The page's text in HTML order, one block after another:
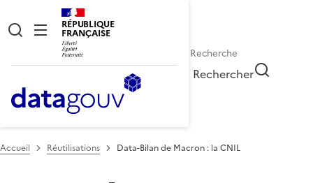
RÉPUBLIQUE
FRANÇAISE
Rechercher
Accueil Réutilisations Data-Bilan de Macron : la CNIL